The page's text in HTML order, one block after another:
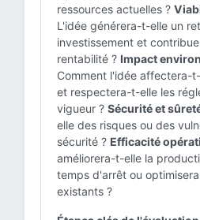
ressources actuelles ?
L'idée générera-t-elle un
investissement et
rentabilité ? Impact
Comment l'idée affectera-
et respectera-t-elle les
vigueur ? Sécurité et
elle des risques ou des
sécurité ? Efficacité
améliorera-t-elle la
temps d'arrêt ou
existants ?